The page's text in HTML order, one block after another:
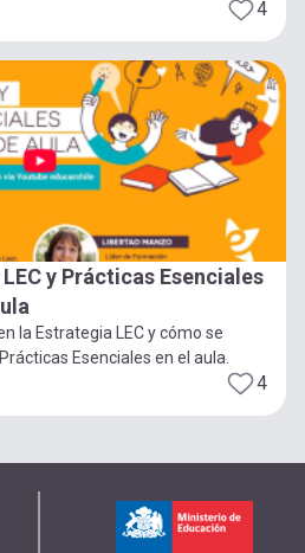
4
y Prácticas Esenciales
la Estrategia LEC y cómo se
Esenciales en el aula.
4